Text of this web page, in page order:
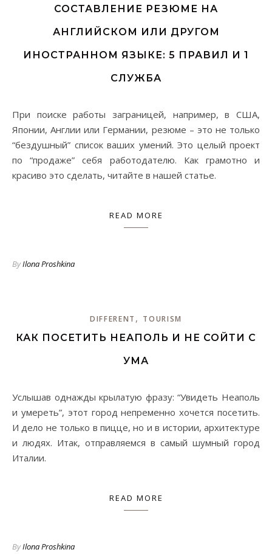
СОСТАВЛЕНИЕ РЕЗЮМЕ НА
АНГЛИЙСКОМ ИЛИ ДРУГОМ
ИНОСТРАННОМ ЯЗЫКЕ: 5 ПРАВИЛ И 1
СЛУЖБА
При поиске работы заграницей, например, в США,
Японии, Англии или Германии, резюме – это не только
“бездушный” список ваших умений. Это целый проект
по “продаже” себя работодателю. Как грамотно и
красиво это сделать, читайте в нашей статье.
READ MORE
ByIlona Proshkina
DIFFERENT , TOURISM
КАК ПОСЕТИТЬ НЕАПОЛЬ И НЕ СОЙТИ С
УМА
Услышав однажды крылатую фразу: “Увидеть Неаполь
и умереть”, этот город непременно хочется посетить.
И дело не только в пицце, но и в истории, архитектуре
и людях. Итак, отправляемся в самый шумный город
Италии.
READ MORE
ByIlona Proshkina